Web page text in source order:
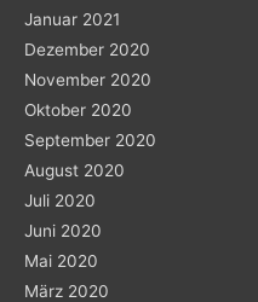
Januar 2021
Dezember 2020
November 2020
Oktober 2020
September 2020
August 2020
Juli 2020
Juni 2020
Mai 2020
März 2020